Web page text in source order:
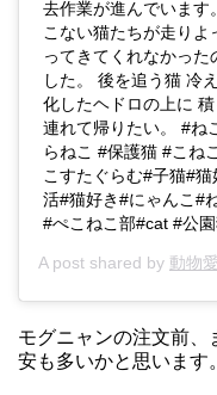
去作業が進んでいます
こない猫たちが走り
ってきてくれなかった
した。 後を追う猫 冷
化したヘドロの上に
連れて帰りたい。 #ね
らねこ #保護猫 #こね
こすたぐらむ#子猫#
活#猫好き#にゃんこ#
#ぺこねこ部#cat #公
A post shared by 動物
モグニャンの注文前
安も多いかと思います。